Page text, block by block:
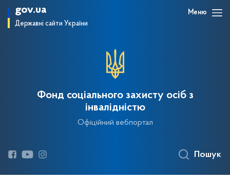
gov.ua
Державні сайти України
Меню
Фонд соціального захисту осіб з
інвалідністю
Офіційний вебпортал
Пошук